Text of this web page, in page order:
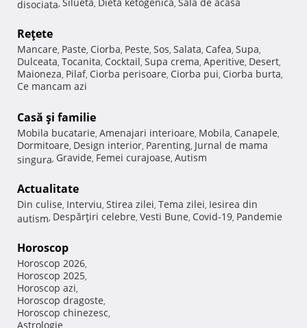
disociata, , ,
Reţete
Mancare, Paste, Ciorba, Peste, Sos, Salata, Cafea, Supa,
Dulceata, Tocanita, Cocktail, Supa crema, Aperitive, Desert,
Maioneza, Pilaf, Ciorba perisoare, Ciorba pui, Ciorba burta,
Ce mancam azi
Casă şi familie
Mobila bucatarie, Amenajari interioare, Mobila, Canapele,
Dormitoare, Design interior, Parenting, Jurnal de mama
singura, Gravide, Femei curajoase, Autism
Actualitate
Din culise, Interviu, Stirea zilei, Tema zilei, Iesirea din
autism, Despărţiri celebre, Vesti Bune, Covid-19, Pandemie
Horoscop
Horoscop 2026,
Horoscop 2025,
Horoscop azi,
Horoscop dragoste,
Horoscop chinezesc,
Astrologie